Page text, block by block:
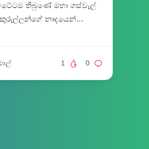
තිබුණේ මහා ගස්වැල්
නාදයෙන්…
0
1